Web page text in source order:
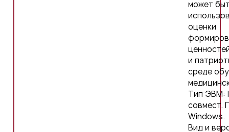
может
оценки
и
среде
Тип ЭВМ:
совмест.
Windows.
Вид и